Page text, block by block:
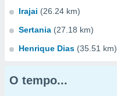
Irajai (26.24 km)
Sertania (27.18 km)
Henrique Dias (35.51 km)
O tempo...